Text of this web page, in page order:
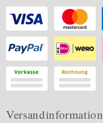
Versandinformation